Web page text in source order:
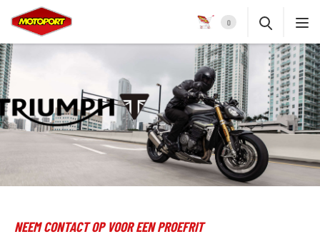
0
NEEM CONTACT OP VOOR EEN PROEFRIT